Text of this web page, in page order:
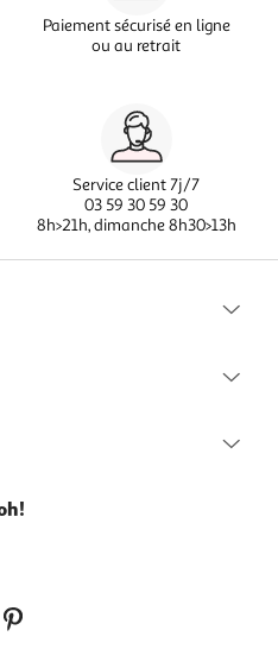
Paiement sécurisé en ligne
ou au retrait
Service client 7j/7
03 59 30 59 30
8h>21h, dimanche 8h30>13h